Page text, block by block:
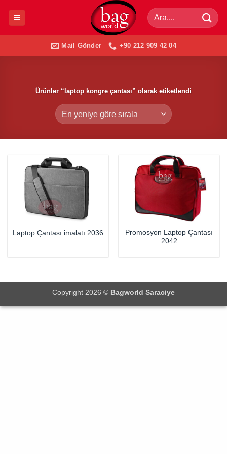
Ara:
Mail Gönder +90 212 909 42 04
Ürünler “laptop kongre çantası” olarak etiketlendi
Laptop Çantası imalatı 2036
Promosyon Laptop Çantası
2042
Copyright 2026 © Bagworld Saraciye